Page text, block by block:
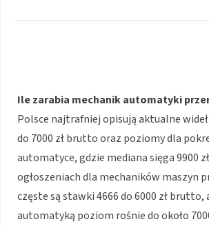
Ile zarabia mechanik automatyki
Polsce najtrafniej opisują aktualne
do 7000 zł brutto oraz poziomy dla
automatyce, gdzie mediana sięga 9900
ogłoszeniach dla mechaników maszyn
częste są stawki 4666 do 6000 zł brutto,
automatyką poziom rośnie do około